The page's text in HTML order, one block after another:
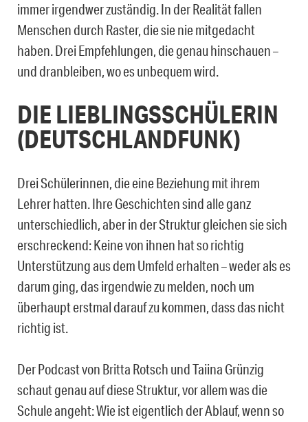
immer irgendwer zuständig. In der Realität fallen
Menschen durch Raster, die sie nie mitgedacht
haben. Drei Empfehlungen, die genau hinschauen –
und dranbleiben, wo es unbequem wird.
DIE LIEBLINGSSCHÜLERIN
(DEUTSCHLANDFUNK)
Drei Schülerinnen, die eine Beziehung mit ihrem
Lehrer hatten. Ihre Geschichten sind alle ganz
unterschiedlich, aber in der Struktur gleichen sie sich
erschreckend: Keine von ihnen hat so richtig
Unterstützung aus dem Umfeld erhalten – weder als es
darum ging, das irgendwie zu melden, noch um
überhaupt erstmal darauf zu kommen, dass das nicht
richtig ist.
Der Podcast von Britta Rotsch und Taiina Grünzig
schaut genau auf diese Struktur, vor allem was die
Schule angeht: Wie ist eigentlich der Ablauf, wenn so